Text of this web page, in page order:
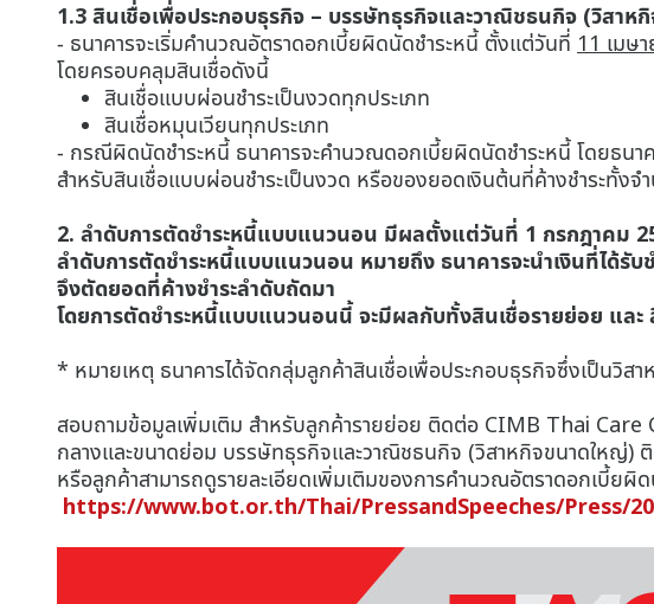
1.3 สินเชื่อเพื่อประกอบธุรกิจ – บรรษัทธุรกิจและวาณิชธนกิจ (วิสาห
- ธนาคารจะเริ่มคำนวณอัตราดอกเบี้ยผิดนัดชำระหนี้ ตั้งแต่วันที่ 11 เมษ
โดยครอบคลุมสินเชื่อดังนี้
สินเชื่อแบบผ่อนชำระเป็นงวดทุกประเภท
สินเชื่อหมุนเวียนทุกประเภท
- กรณีผิดนัดชำระหนี้ ธนาคารจะคำนวณดอกเบี้ยผิดนัดชำระหนี้ โดยธน
สำหรับสินเชื่อแบบผ่อนชำระเป็นงวด หรือของยอดเงินต้นที่ค้างชำระทั้งจ
2. ลำดับการตัดชำระหนี้แบบแนวนอน มีผลตั้งแต่วันที่ 1 กรกฎาคม
ลำดับการตัดชำระหนี้แบบแนวนอน หมายถึง ธนาคารจะนำเงินที่ได้รั
จึงตัดยอดที่ค้างชำระลำดับถัดมา
โดยการตัดชำระหนี้แบบแนวนอนนี้ จะมีผลกับทั้งสินเชื่อรายย่อย แล
* หมายเหตุ ธนาคารได้จัดกลุ่มลูกค้าสินเชื่อเพื่อประกอบธุรกิจซึ่งเป็นวิ
สอบถามข้อมูลเพิ่มเติม สำหรับลูกค้ารายย่อย ติดต่อ CIMB Thai
กลางและขนาดย่อม บรรษัทธุรกิจและวาณิชธนกิจ (วิสาหกิจขนาดใหญ่)
หรือลูกค้าสามารถดูรายละเอียดเพิ่มเติมของการคำนวณอัตราดอกเบี้ย
https://www.bot.or.th/Thai/PressandSpeeches/Press/